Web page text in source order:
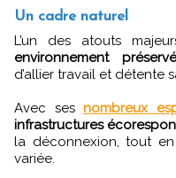
Un cadre naturel
L’un des atouts
environnement
d’allier travail et détente
Avec sesnombreux
infrastructures
la déconnexion, tout
variée.